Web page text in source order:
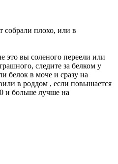
собрали плохо, или в
это вы соленого переели или
следите за белком у
белок в моче и сразу на
в роддом , если повышается
и больше лучше на